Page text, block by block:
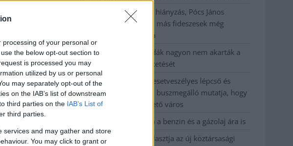
of your personal or
the below opt-out section to
is processed you may
utilized by us or personal
may separately opt-out of the
on the IAB’s list of downstream
third parties on the IAB’s List of
third parties.
services and may gather and store
You may click to grant or
egy
ki egy szolnoki
hétfő
A rendőrség
Sok volt az igazolatlan hiányzás, Pócs János
fizetéslevonást kapott, más fideszesek még
kevesebbet vittek haza
A Szolnok megyei gazdák nagyon nem akarták a
JÉGER további üzemeltetését
Csendélet 5.0: alig balesetveszélyes lépcső és
remek állapotban levő buszmegálló mutatja, hogy
Szolnok mennyire élhető város
Pénteken újra csökken a benzin és a gázolaj ára is
Napokon belül megválasztja az új köztársasági